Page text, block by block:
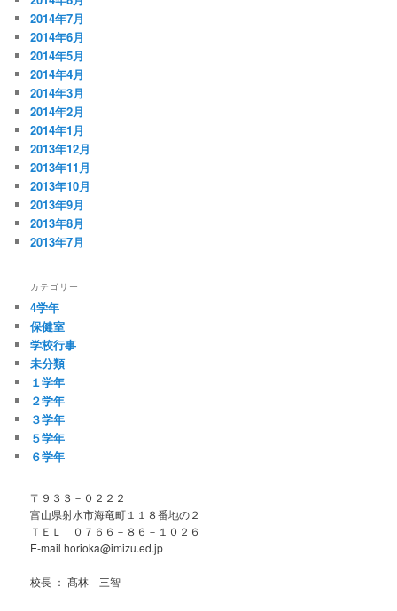
2014年7月
2014年6月
2014年5月
2014年4月
2014年3月
2014年2月
2014年1月
2013年12月
2013年11月
2013年10月
2013年9月
2013年8月
2013年7月
カテゴリー
4学年
保健室
学校行事
未分類
１学年
２学年
３学年
５学年
６学年
〒９３３－０２２２
富山県射水市海竜町１１８番地の２
ＴＥＬ ０７６６－８６－１０２６
E-mail horioka@imizu.ed.jp
校長 ： 髙林 三智